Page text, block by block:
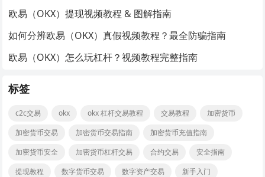
欧易（OKX）提现视频教程 & 图解指南
如何分辨欧易（OKX）真假视频教程？最全防骗指南
欧易（OKX）怎么玩杠杆？视频教程完整指南
标签
c2c交易 okx okx 杠杆交易教程 交易教程
加密货币
加密货币交易
加密货币交易指南
加密货币充值指南
加密货币安全
加密货币杠杆交易 合约交易
安全指南
提现教程
数字货币交易 数字资产交易
新手入门